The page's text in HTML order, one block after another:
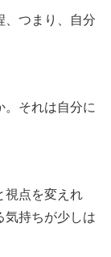
、つまり、自分
。それは自分に
視点を変えれ
気持ちが少しは